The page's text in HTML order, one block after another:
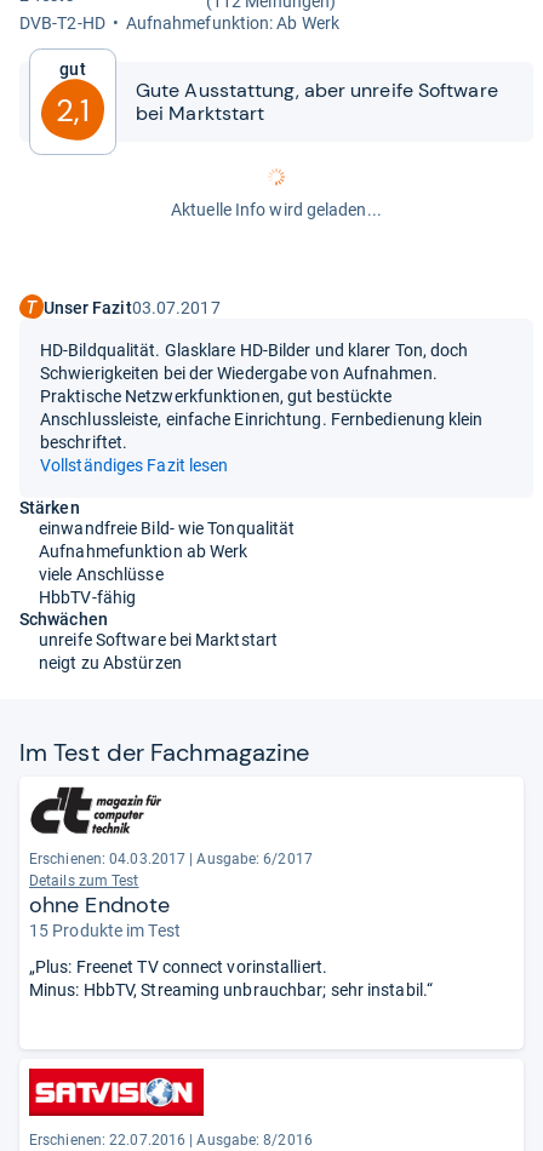
DVB-​T2-​HD
Auf­nah­me­funk­tion: Ab Werk
Gut
2,1
Gute Aus­stat­tung, aber unreife Soft­ware
bei Markt­start
Aktuelle Info wird geladen...
Unser Fazit03.07.2017
HD-Bildqualität. Glasklare HD-Bilder und klarer Ton, doch
Schwierigkeiten bei der Wiedergabe von Aufnahmen.
Praktische Netzwerkfunktionen, gut bestückte
Anschlussleiste, einfache Einrichtung. Fernbedienung klein
beschriftet.
Vollständiges Fazit lesen
Stärken
einwandfreie Bild- wie Tonqualität
Aufnahmefunktion ab Werk
viele Anschlüsse
HbbTV-fähig
Schwächen
unreife Software bei Marktstart
neigt zu Abstürzen
Im Test der Fach­ma­ga­zine
Erschienen: 04.03.2017 | Ausgabe: 6/2017
Details zum Test
ohne Endnote
15 Produkte im Test
„Plus: Freenet TV connect vorinstalliert.
Minus: HbbTV, Streaming unbrauchbar; sehr instabil.“
Erschienen: 22.07.2016 | Ausgabe: 8/2016